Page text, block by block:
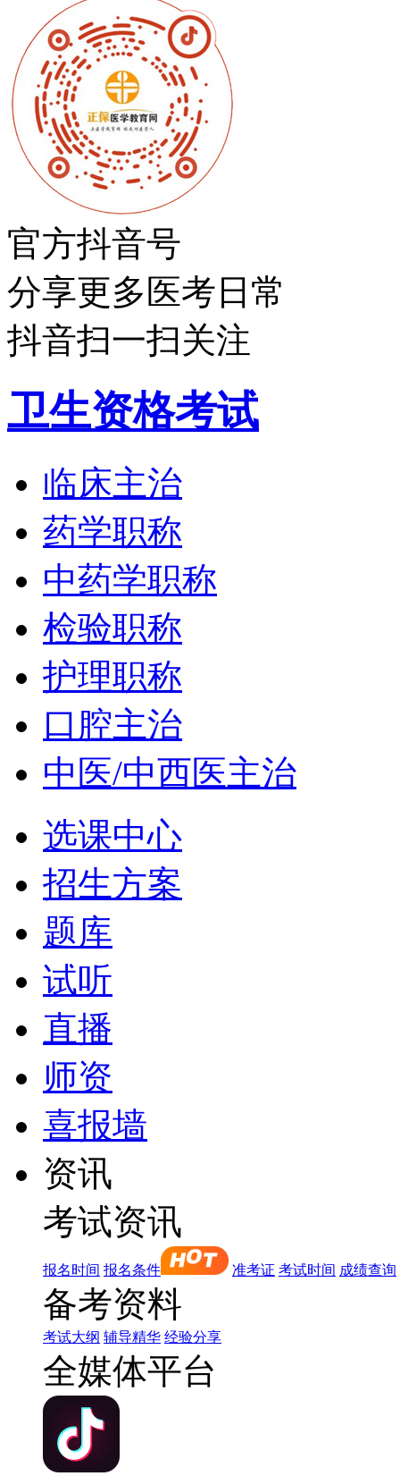
官方抖音号
分享更多医考日常
抖音扫一扫关注
卫生资格考试
临床主治
药学职称
中药学职称
检验职称
护理职称
口腔主治
中医/中西医主治
选课中心
招生方案
题库
试听
直播
师资
喜报墙
资讯
考试资讯
报名时间 报名条件 准考证 考试时间 成绩查询
备考资料
考试大纲 辅导精华 经验分享
全媒体平台